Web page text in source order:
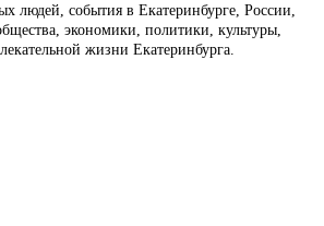
людей, события в Екатеринбурге, России,
экономики, политики, культуры,
жизни Екатеринбурга.